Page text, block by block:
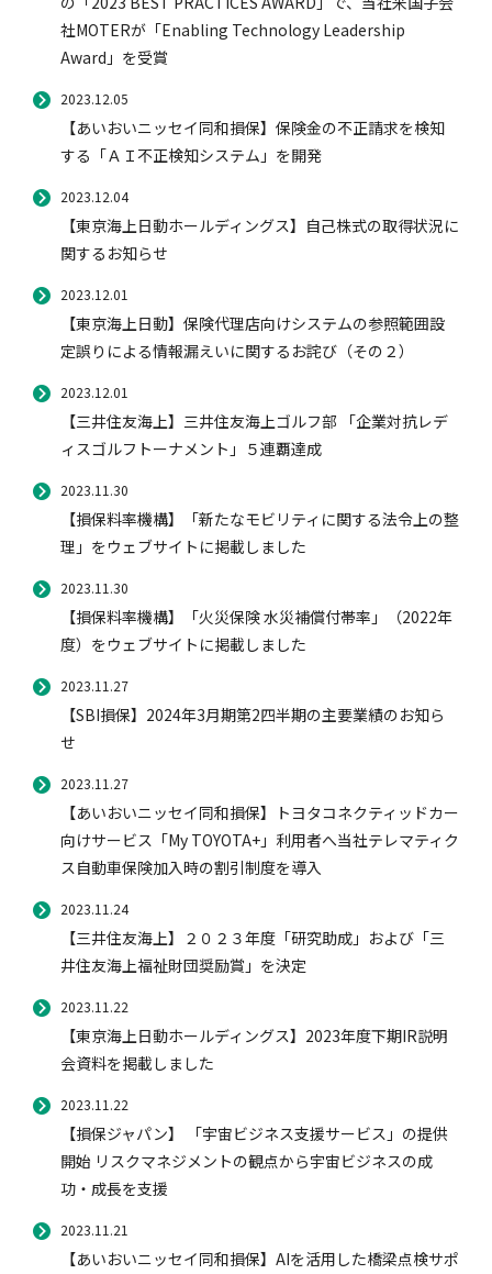
社MOTERが「Enabling Technology Leadership
Award」を受賞
2023.12.05
【あいおいニッセイ同和損保】保険金の不正請求を検知
する「ＡＩ不正検知システム」を開発
2023.12.04
【東京海上日動ホールディングス】自己株式の取得状況に
関するお知らせ
2023.12.01
【東京海上日動】保険代理店向けシステムの参照範囲設
定誤りによる情報漏えいに関するお詫び（その２）
2023.12.01
【三井住友海上】三井住友海上ゴルフ部 「企業対抗レデ
ィスゴルフトーナメント」５連覇達成
2023.11.30
【損保料率機構】「新たなモビリティに関する法令上の整
理」をウェブサイトに掲載しました
2023.11.30
【損保料率機構】「火災保険 水災補償付帯率」（2022年
度）をウェブサイトに掲載しました
2023.11.27
【SBI損保】2024年3月期第2四半期の主要業績のお知ら
せ
2023.11.27
【あいおいニッセイ同和損保】トヨタコネクティッドカー
向けサービス「My TOYOTA+」利用者へ当社テレマティク
ス自動車保険加入時の割引制度を導入
2023.11.24
【三井住友海上】２０２３年度「研究助成」および「三
井住友海上福祉財団奨励賞」を決定
2023.11.22
【東京海上日動ホールディングス】2023年度下期IR説明
会資料を掲載しました
2023.11.22
【損保ジャパン】 「宇宙ビジネス支援サービス」の提供
開始 リスクマネジメントの観点から宇宙ビジネスの成
功・成長を支援
2023.11.21
【あいおいニッセイ同和損保】AIを活用した橋梁点検サポ